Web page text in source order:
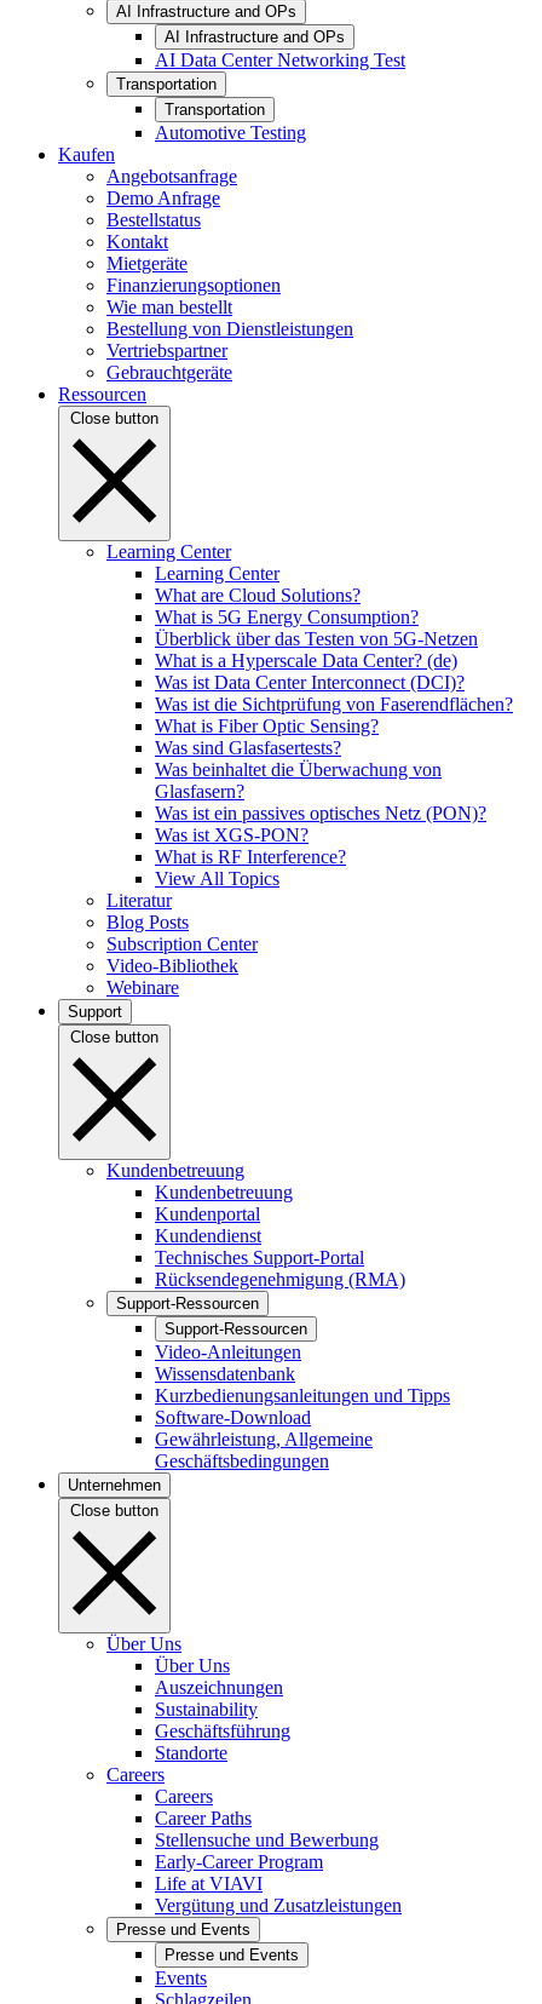
AI Infrastructure and OPs
AI Infrastructure and OPs
AI Data Center Networking Test
Transportation
Transportation
Automotive Testing
Kaufen
Angebotsanfrage
Demo Anfrage
Bestellstatus
Kontakt
Mietgeräte
Finanzierungsoptionen
Wie man bestellt
Bestellung von Dienstleistungen
Vertriebspartner
Gebrauchtgeräte
Ressourcen
Close button
Learning Center
Learning Center
What are Cloud Solutions?
What is 5G Energy Consumption?
Überblick über das Testen von 5G-Netzen
What is a Hyperscale Data Center? (de)
Was ist Data Center Interconnect (DCI)?
Was ist die Sichtprüfung von Faserendflächen?
What is Fiber Optic Sensing?
Was sind Glasfasertests?
Was beinhaltet die Überwachung von
Glasfasern?
Was ist ein passives optisches Netz (PON)?
Was ist XGS-PON?
What is RF Interference?
View All Topics
Literatur
Blog Posts
Subscription Center
Video-Bibliothek
Webinare
Support
Close button
Kundenbetreuung
Kundenbetreuung
Kundenportal
Kundendienst
Technisches Support-Portal
Rücksendegenehmigung (RMA)
Support-Ressourcen
Support-Ressourcen
Video-Anleitungen
Wissensdatenbank
Kurzbedienungsanleitungen und Tipps
Software-Download
Gewährleistung, Allgemeine
Geschäftsbedingungen
Unternehmen
Close button
Über Uns
Über Uns
Auszeichnungen
Sustainability
Geschäftsführung
Standorte
Careers
Careers
Career Paths
Stellensuche und Bewerbung
Early-Career Program
Life at VIAVI
Vergütung und Zusatzleistungen
Presse und Events
Presse und Events
Events